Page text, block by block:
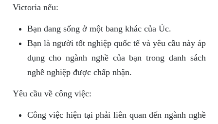
Victoria nếu:
Bạn đang sống ở một bang khác của Úc.
Bạn là người tốt nghiệp quốc tế và yêu cầu này áp
dụng cho ngành nghề của bạn trong danh sách
nghề nghiệp được chấp nhận.
Yêu cầu về công việc:
Công việc hiện tại phải liên quan đến ngành nghề